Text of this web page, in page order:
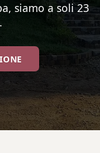
siamo a soli 23